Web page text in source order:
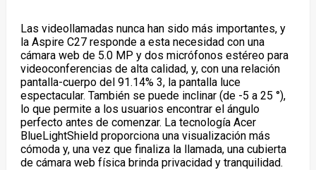
Las videollamadas nunca han sido más importantes, y
la Aspire C27 responde a esta necesidad con una
cámara web de 5.0 MP y dos micrófonos estéreo para
videoconferencias de alta calidad, y, con una relación
pantalla-cuerpo del 91.14% 3, la pantalla luce
espectacular. También se puede inclinar (de -5 a 25 °),
lo que permite a los usuarios encontrar el ángulo
perfecto antes de comenzar. La tecnología Acer
BlueLightShield proporciona una visualización más
cómoda y, una vez que finaliza la llamada, una cubierta
de cámara web física brinda privacidad y tranquilidad.